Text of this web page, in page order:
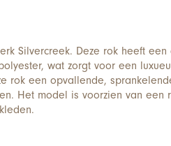
Silvercreek. Deze rok heeft
wat zorgt voor een
rok een opvallende,
Het model is voorzien van een